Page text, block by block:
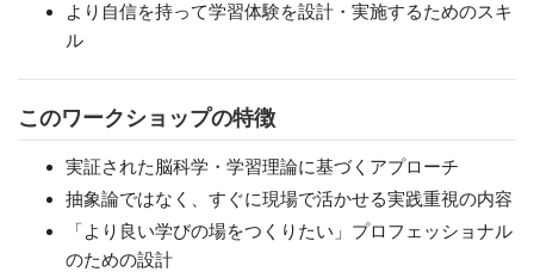
より自信を持って学習体験を設計・実施するためのスキ
ル
このワークショップの特徴
実証された脳科学・学習理論に基づくアプローチ
抽象論ではなく、すぐに現場で活かせる実践重視の内容
「より良い学びの場をつくりたい」プロフェッショナル
のための設計